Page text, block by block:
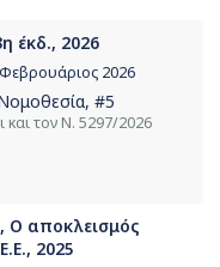
έκδ., 2026
2026
, #5
και τον Ν. 5297/2026
Ο αποκλεισμός
2025